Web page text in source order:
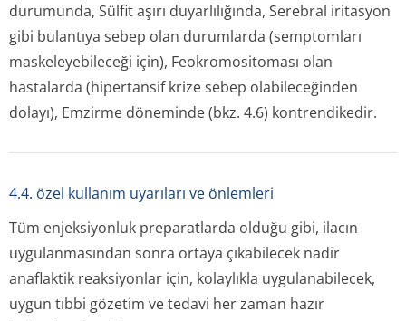
durumunda, Sülfit aşırı duyarlılığında, Serebral iritasyon
gibi bulantıya sebep olan durumlarda (semptomları
maskeleyebileceği için), Feokromositoması olan
hastalarda (hipertansif krize sebep olabileceğinden
dolayı), Emzirme döneminde (bkz. 4.6) kontrendikedir.
4.4. özel kullanım uyarıları ve önlemleri
Tüm enjeksiyonluk preparatlarda olduğu gibi, ilacın
uygulanmasından sonra ortaya çıkabilecek nadir
anaflaktik reaksiyonlar için, kolaylıkla uygulanabilecek,
uygun tıbbi gözetim ve tedavi her zaman hazır